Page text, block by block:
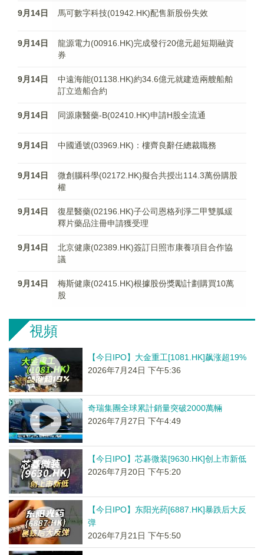
9月14日 馬可數字科技(01942.HK)配售新股份失效
9月14日
龍源電力(00916.HK)完成發行20億元超短期融資
券
9月14日
中遠海能(01138.HK)約34.6億元就建造兩艘船舶
訂立造船合約
9月14日 同源康醫藥-B(02410.HK)申請H股全流通
9月14日 中國通號(03969.HK)：樓齊良辭任總裁職務
9月14日
微創腦科學(02172.HK)擬合共授出114.3萬份購股
權
9月14日
復星醫藥(02196.HK)子公司恩格列淨二甲雙胍緩
釋片藥品注冊申請獲受理
9月14日
北京健康(02389.HK)簽訂日照市康養項目合作協
議
9月14日
梅斯健康(02415.HK)根據股份獎勵計劃購買10萬
股
視頻
【今日IPO】大金重工[1081.HK]飙涨超19%
2026年7月24日 下午5:36
奇瑞集團全球累計銷量突破2000萬輛
2026年7月27日 下午4:49
【今日IPO】芯碁微装[9630.HK]创上市新低
2026年7月20日 下午5:20
【今日IPO】东阳光药[6887.HK]暴跌后大反
弹
2026年7月21日 下午5:50